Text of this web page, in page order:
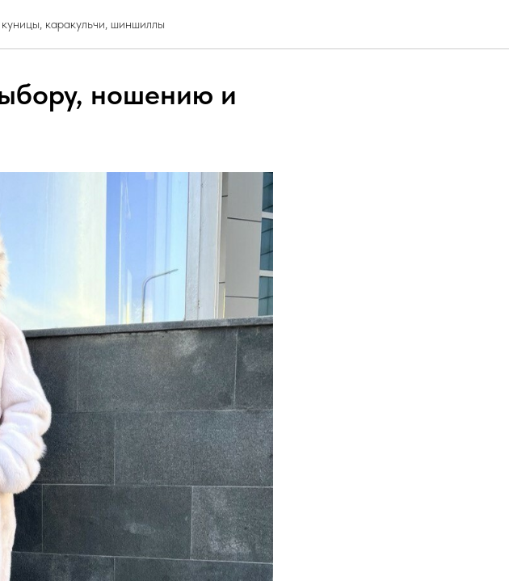
каракульчи, шиншиллы
ношению и